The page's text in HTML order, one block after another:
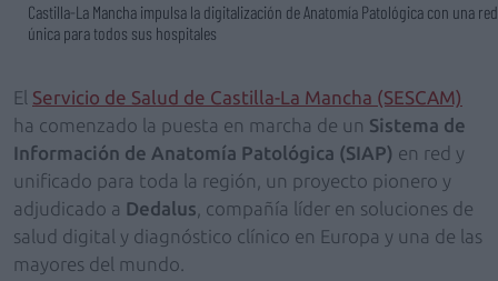
Castilla-La Mancha impulsa la digitalización de Anatomía Patológica con una red
única para todos sus hospitales
El Servicio de Salud de Castilla-La Mancha (SESCAM)
ha comenzado la puesta en marcha de un Sistema de
Información de Anatomía Patológica (SIAP) en red y
unificado para toda la región, un proyecto pionero y
adjudicado a Dedalus , compañía líder en soluciones de
salud digital y diagnóstico clínico en Europa y una de las
mayores del mundo.